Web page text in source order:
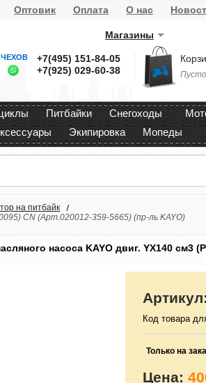
Оптовик Оплата О нас
Магазины
ЧЕХОВ
+7(495) 151-84-05
+7(925) 029-60-38
Пусто
Питбайки Снегоходы
Экипировка Мопеды
на питбайк
CN (Арт.020012-359-5665) (пр-ль KAYO)
насоса KAYO двиг. YX140 см3
Артикул:
Код товара
Только на
Цена: